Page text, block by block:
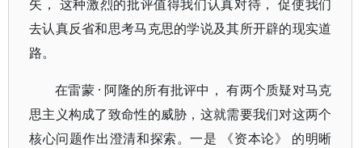
矢， 这种激烈的批评值得我们认真对待， 促使我们
去认真反省和思考马克思的学说及其所开辟的现实道
路。
在雷蒙 · 阿隆的所有批评中， 有两个质疑对马克
思主义构成了致命性的威胁，这就需要我们对这两个
核心问题作出澄清和探索。一是 《资本论》 的明晰